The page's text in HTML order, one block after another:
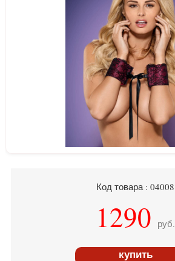
Код товара : 04008
1290 руб.
купить